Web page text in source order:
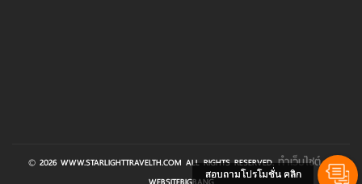
© 2026 WWW.STARLIGHTTRAVELTH.COM ALL RIGHTS RESERVED.ทำเว็บไซต์BY
สอบถามโปรโมชั่น คลิก